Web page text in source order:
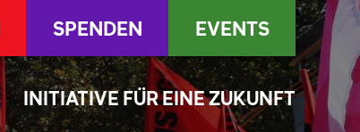
INITIATIVE FÜR EINE ZUKUNFT
SPENDEN EVENTS